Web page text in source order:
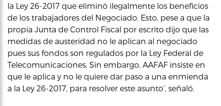
la Ley 26-2017 que eliminó ilegalmente los beneficios
de los trabajadores del Negociado. Esto, pese a que la
propia Junta de Control Fiscal por escrito dijo que las
medidas de austeridad no le aplican al negociado
pues sus fondos son regulados por la Ley Federal de
Telecomunicaciones. Sin embargo, AAFAF insiste en
que le aplica y no le quiere dar paso a una enmienda
a la Ley 26-2017, para resolver este asunto’, señaló.